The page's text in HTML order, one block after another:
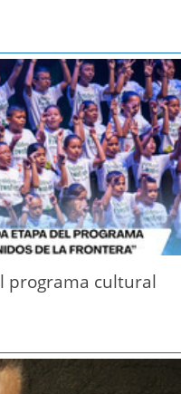
programa cultural